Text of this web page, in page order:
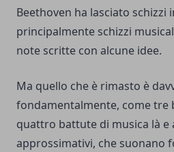
Beethoven ha lasciato schizzi
principalmente schizzi
note scritte con alcune idee.
Ma quello che è rimasto è
fondamentalmente, come tre
quattro battute di musica là e
approssimativi, che suonano